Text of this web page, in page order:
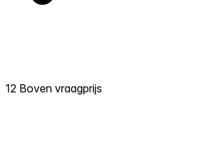
12 Boven vraagprijs